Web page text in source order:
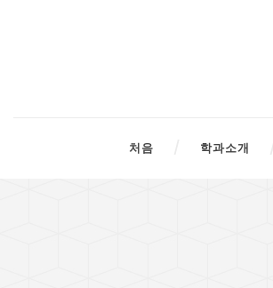
처음 학과소개